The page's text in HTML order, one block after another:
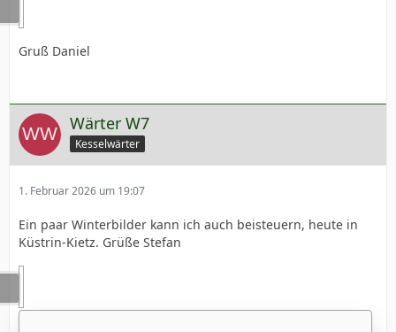
Gruß Daniel
Wärter W7
Kesselwärter
1. Februar 2026 um 19:07
Ein paar Winterbilder kann ich auch beisteuern, heute in
Küstrin-Kietz. Grüße Stefan